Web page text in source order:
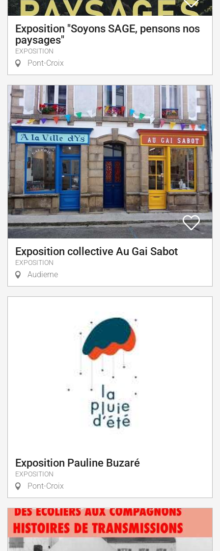
Exposition "Soyons SAGE, pensons nos
paysages"
EXPOSITION
Pont-Croix
Exposition collective Au Gai Sabot
EXPOSITION
Audierne
Exposition Pauline Buzaré
EXPOSITION
Pont-Croix